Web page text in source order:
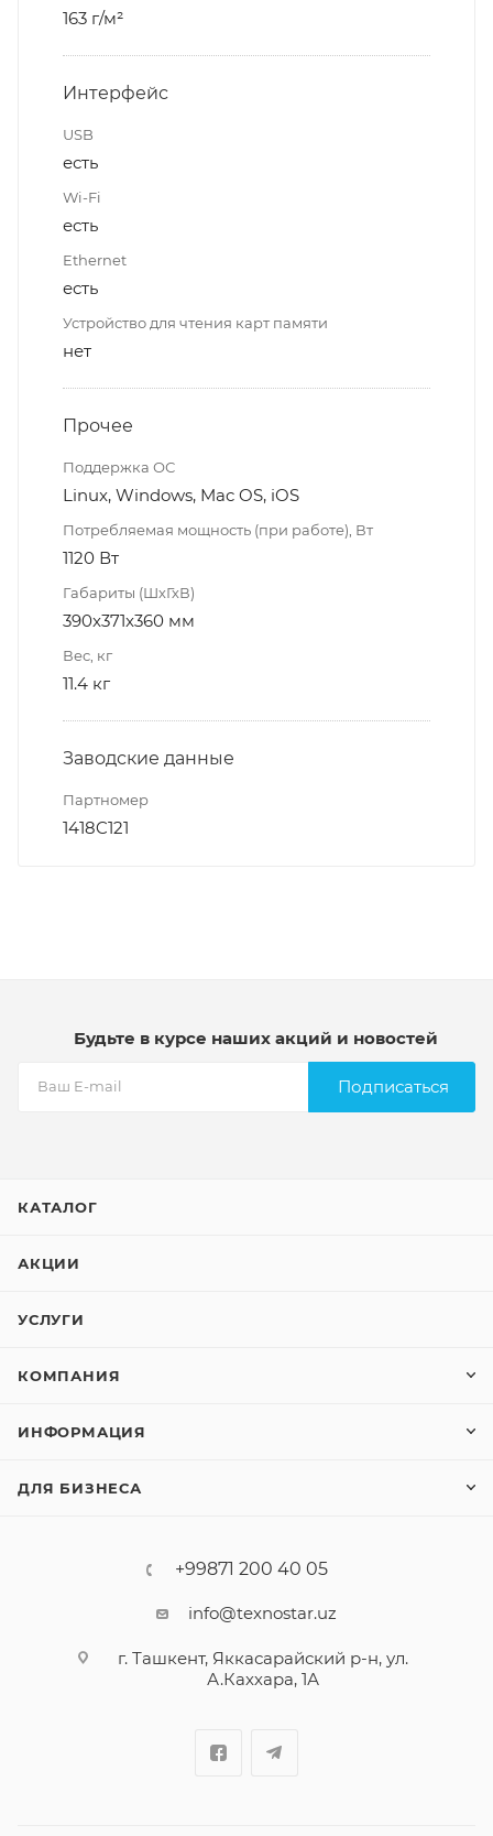
163 г/м²
Интерфейс
USB
есть
Wi-Fi
есть
Ethernet
есть
Устройство для чтения карт памяти
нет
Прочее
Поддержка ОС
Linux, Windows, Mac OS, iOS
Потребляемая мощность (при работе), Вт
1120 Вт
Габариты (ШхГхВ)
390x371x360 мм
Вес, кг
11.4 кг
Заводские данные
Партномер
1418C121
Будьте в курсе наших акций и новостей
Подписаться
КАТАЛОГ
АКЦИИ
УСЛУГИ
КОМПАНИЯ
ИНФОРМАЦИЯ
ДЛЯ БИЗНЕСА
+99871 200 40 05
info@texnostar.uz
г. Ташкент, Яккасарайский р-н, ул.
А.Каххара, 1А